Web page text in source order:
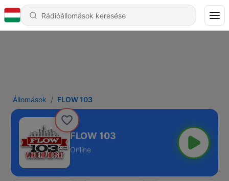
Állomások FLOW 103
FLOW 103
Online